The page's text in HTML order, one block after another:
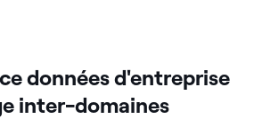
données d'entreprise
inter-domaines